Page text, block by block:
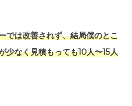
では改善されず、結局僕のとこ
少なく見積もっても10人〜15人